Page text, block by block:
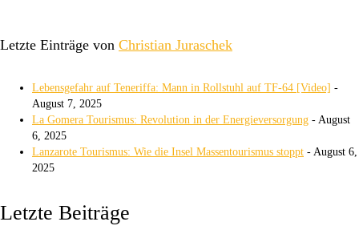
Letzte Einträge von Christian Juraschek
Lebensgefahr auf Teneriffa: Mann in Rollstuhl auf TF-64 [Video] -
August 7, 2025
La Gomera Tourismus: Revolution in der Energieversorgung - August
6, 2025
Lanzarote Tourismus: Wie die Insel Massentourismus stoppt - August 6,
2025
Letzte Beiträge